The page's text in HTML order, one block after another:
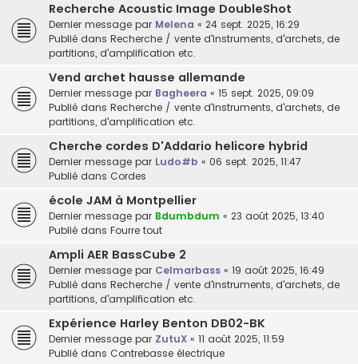
Recherche Acoustic Image DoubleShot
Dernier message par Melena « 24 sept. 2025, 16:29
Publié dans Recherche / vente d'instruments, d'archets, de
partitions, d'amplification etc.
Vend archet hausse allemande
Dernier message par Bagheera « 15 sept. 2025, 09:09
Publié dans Recherche / vente d'instruments, d'archets, de
partitions, d'amplification etc.
Cherche cordes D'Addario helicore hybrid
Dernier message par Ludo#b « 06 sept. 2025, 11:47
Publié dans Cordes
école JAM à Montpellier
Dernier message par Bdumbdum « 23 août 2025, 13:40
Publié dans Fourre tout
Ampli AER BassCube 2
Dernier message par Celmarbass « 19 août 2025, 16:49
Publié dans Recherche / vente d'instruments, d'archets, de
partitions, d'amplification etc.
Expérience Harley Benton DB02-BK
Dernier message par ZutuX « 11 août 2025, 11:59
Publié dans Contrebasse électrique